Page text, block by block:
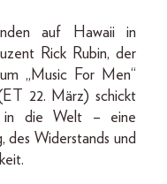
auf Hawaii in
Rick Rubin, der
„Music For Men“
22. März) schickt
in die Welt – eine
des Widerstands und